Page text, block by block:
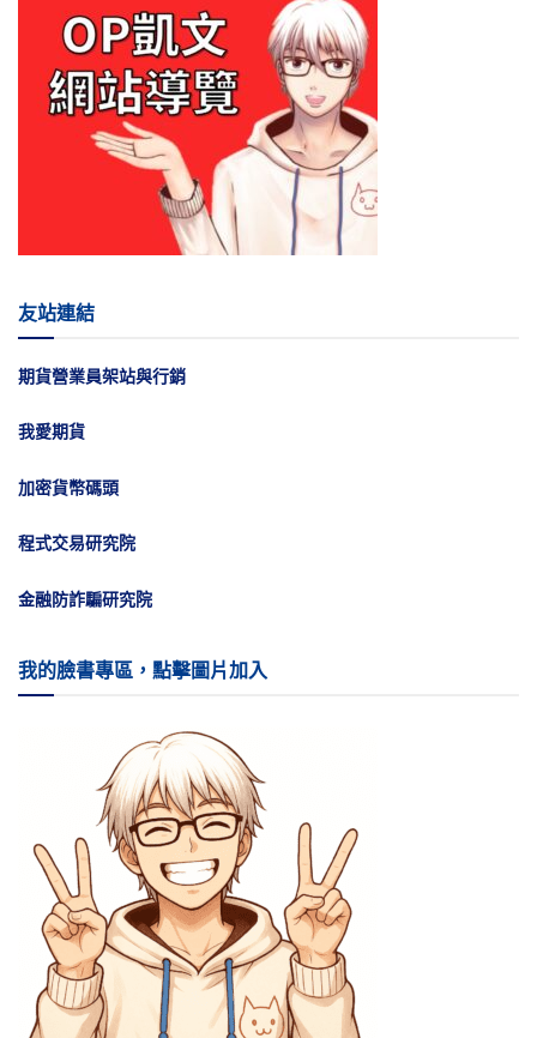
友站連結
期貨營業員架站與行銷
我愛期貨
加密貨幣碼頭
程式交易研究院
金融防詐騙研究院
我的臉書專區，點擊圖片加入